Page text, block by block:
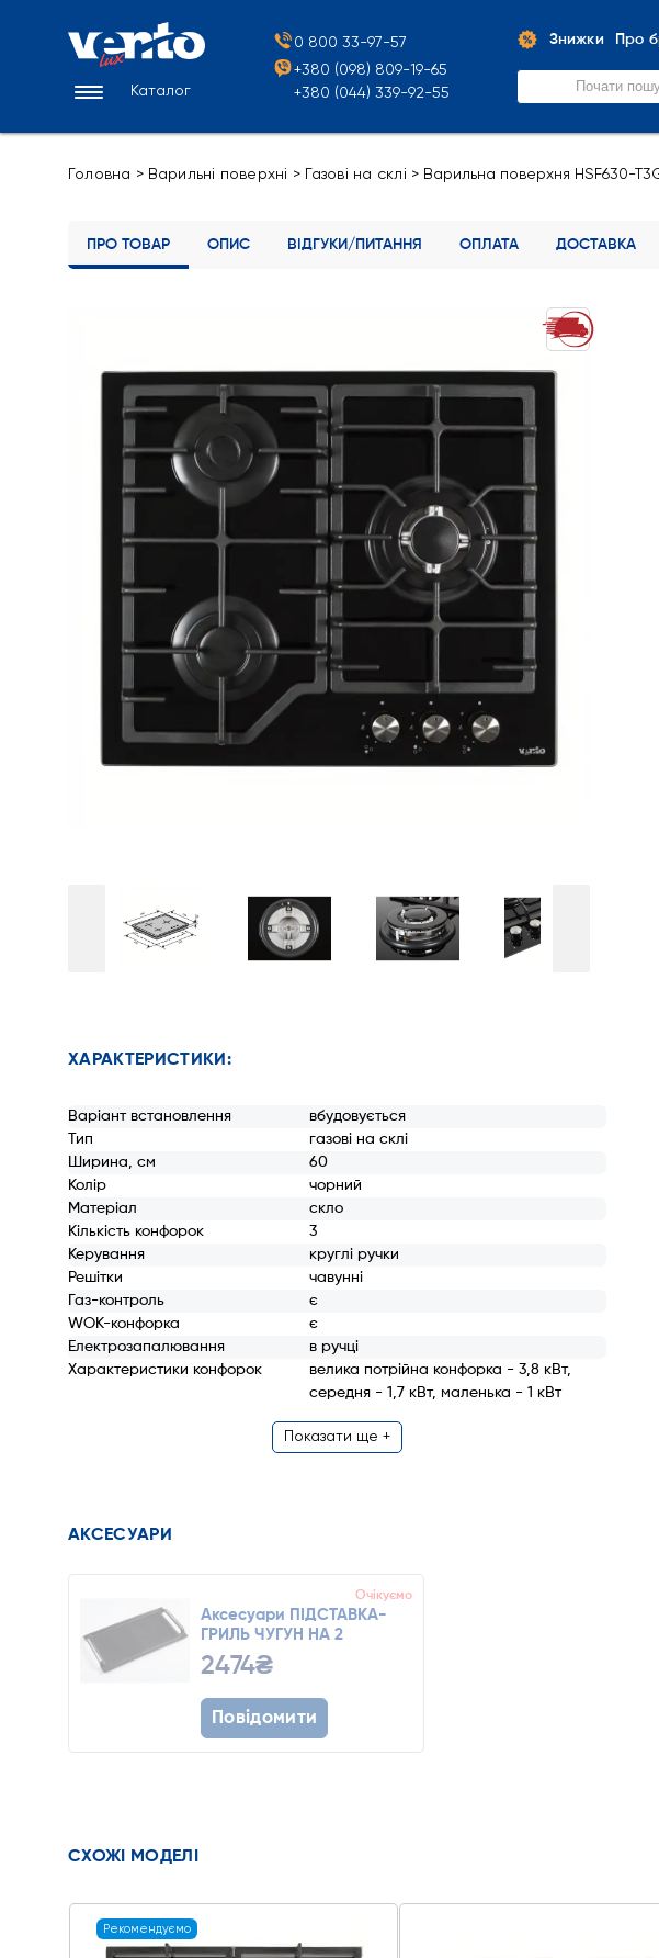
Каталог
0 800 33-97-57
+380 (098) 809-19-65
+380 (044) 339-92-55
Знижки Про
Головна > Варильні поверхні > Газові на склі > Варильна поверхня HSF630-
ПРО ТОВАР ОПИС ВІДГУКИ/ПИТАННЯ ОПЛАТА ДОСТАВКА
ХАРАКТЕРИСТИКИ:
Варіант встановлення
вбудовується
Тип
газові на склі
Ширина, см
60
Колір
чорний
Матеріал
скло
Кількість конфорок
3
Керування
круглі ручки
Решітки
чавунні
Газ-контроль
є
WOK-конфорка
є
Електрозапалювання
в ручці
Характеристики конфорок
велика потрійна конфорка - 3,8 кВт,
середня - 1,7 кВт, маленька - 1 кВт
Показати ще +
АКСЕСУАРИ
Очікуємо
Аксесуари ПІДСТАВКА-
ГРИЛЬ ЧУГУН НА 2
КОНФОРКИ
2474₴
Повідомити
СХОЖІ МОДЕЛІ
Рекомендуємо